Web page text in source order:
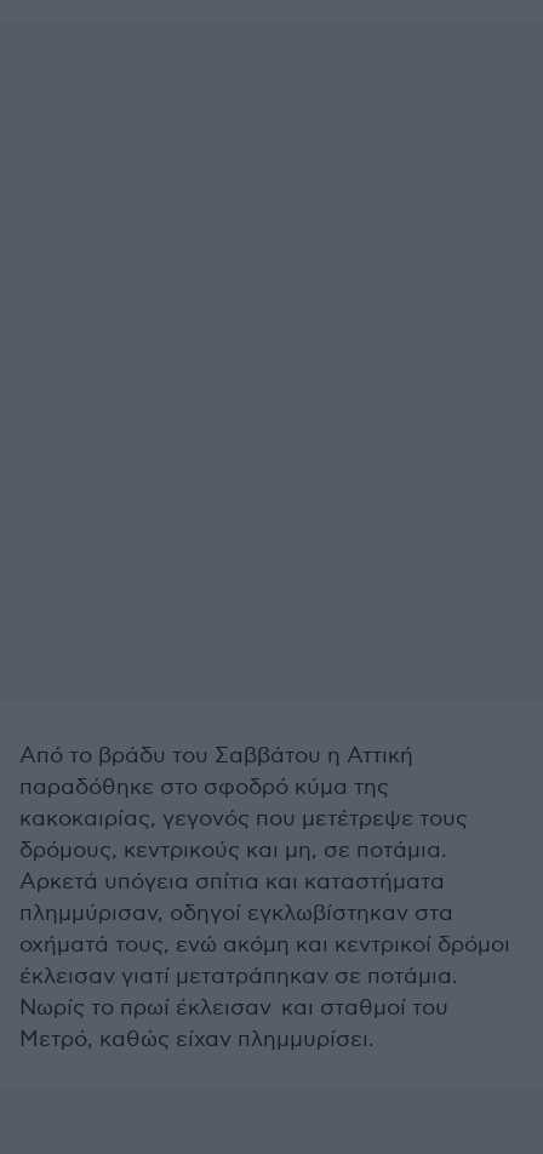
Από το βράδυ του Σαββάτου η Αττική
παραδόθηκε στο σφοδρό κύμα της
κακοκαιρίας, γεγονός που μετέτρεψε τους
δρόμους, κεντρικούς και μη, σε ποτάμια.
Αρκετά υπόγεια σπίτια και καταστήματα
πλημμύρισαν, οδηγοί εγκλωβίστηκαν στα
οχήματά τους, ενώ ακόμη και κεντρικοί δρόμοι
έκλεισαν γιατί μετατράπηκαν σε ποτάμια.
Νωρίς το πρωί έκλεισαν και σταθμοί του
Μετρό, καθώς είχαν πλημμυρίσει.